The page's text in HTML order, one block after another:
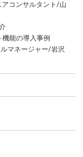
コンサルタント/山
能の導入事例
マネージャー/岩沢